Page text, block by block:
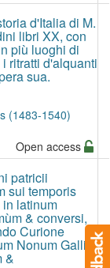
d'Italia di M.
libri XX, con
più luoghi di
ritratti d'alquanti
sua.
(1483-1540)
Open access
patricii
sui temporis
latinum
& conversi,
Curione
Nonum Galliæ
&